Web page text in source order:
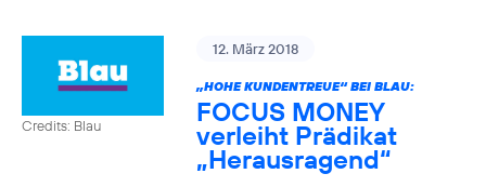
Credits: Blau
12. März 2018
„HOHE KUNDENTREUE“ BEI BLAU:
FOCUS MONEY
verleiht Prädikat
„Herausragend“